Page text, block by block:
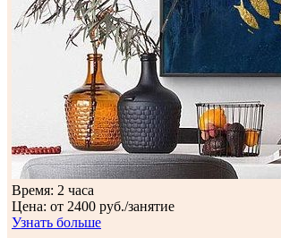
Время: 2 часа
Цена: от 2400 руб./занятие
Узнать больше